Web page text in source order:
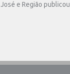
José e Região